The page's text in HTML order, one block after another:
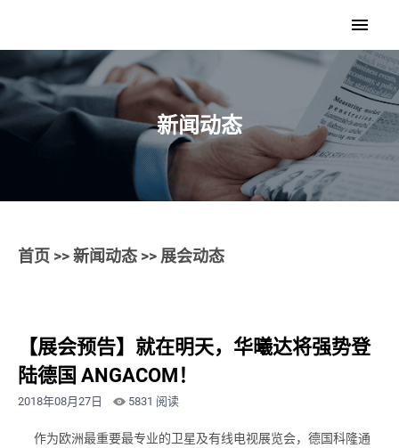
新闻动态
首页 >>新闻动态 >> 展会动态
【展会预告】就在明天，华曦达将强势登
陆德国 ANGACOM！
2018年08月27日 5831 阅读
作为欧洲最重要最专业的卫星及有线电视展览会，德国科隆通